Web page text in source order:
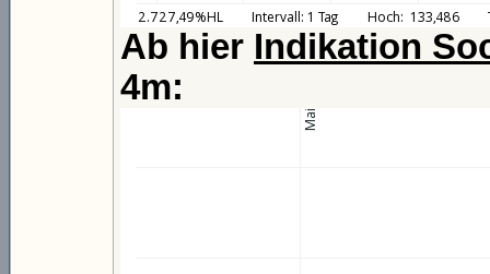
Ab hier Indikation
4m: